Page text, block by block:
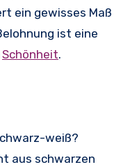
ein gewisses Maß
ist eine
Schönheit.
weiß?
aus schwarzen